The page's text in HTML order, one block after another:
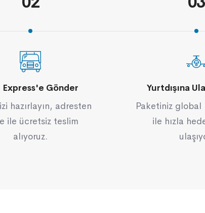
Express'e Gönder
hazırlayın, adresten
ile ücretsiz teslim
alıyoruz.
Yurtdışına
Paketiniz global
ile hızla